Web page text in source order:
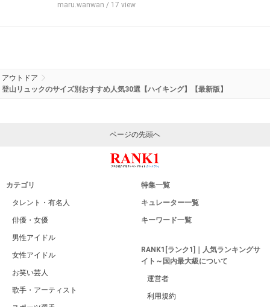
maru.wanwan / 17 view
アウトドア
登山リュックのサイズ別おすすめ人気30選【ハイキング】【最新版】
ページの先頭へ
カテゴリ
タレント・有名人
俳優・女優
男性アイドル
女性アイドル
お笑い芸人
歌手・アーティスト
特集一覧
キュレーター一覧
キーワード一覧
RANK1[ランク1]｜人気ランキングサ
イト～国内最大級について
運営者
利用規約